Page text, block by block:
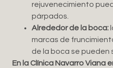
rejuvenecimiento
párpados.
Alrededor de la boca:
marcas de
de la boca se pueden
En la Clínica Navarro Viana